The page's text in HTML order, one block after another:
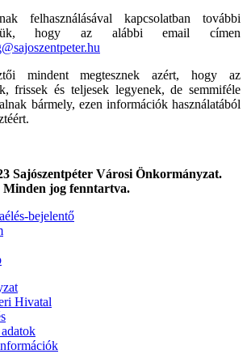
felhasználásával kapcsolatban további
hogy az alábbi email címen
mindent megtesznek azért, hogy az
frissek és teljesek legyenek, de semmiféle
bármely, ezen információk használatából
Sajószentpéter Városi Önkormányzat.
Minden jog fenntartva.
bejelentő
Hivatal